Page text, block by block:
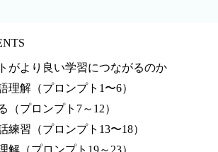
がより良い学習につながるのか
理解（プロンプト1〜6）
（プロンプト7～12）
練習（プロンプト13〜18）